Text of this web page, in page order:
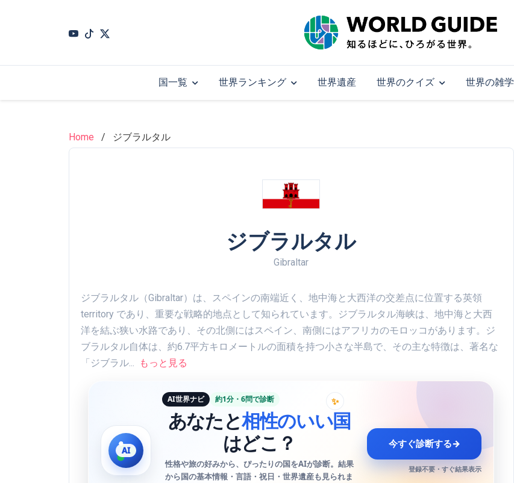
国一覧 世界ランキング 世界遺産 世界のクイズ 世界の雑学
Home ジブラルタル
ジブラルタル
Gibraltar
ジブラルタル（Gibraltar）は、スペインの南端近く、地中海と大西洋の交差点に位置する英領
territory であり、重要な戦略的地点として知られています。ジブラルタル海峡は、地中海と大西
洋を結ぶ狭い水路であり、その北側にはスペイン、南側にはアフリカのモロッコがあります。ジ
ブラルタル自体は、約6.7平方キロメートルの面積を持つ小さな半島で、その主な特徴は、著名な
「ジブラル...
もっと見る
✨
AI世界ナビ 約1分・6問で診断
あなたと相性のいい国
はどこ？
性格や旅の好みから、ぴったりの国をAIが診断。結果
から国の基本情報・言語・祝日・世界遺産も見られま
今すぐ診断する→
登録不要・すぐ結果表示